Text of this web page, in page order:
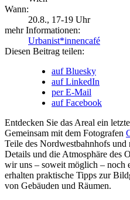
Wann:
20.8., 17-19 Uhr
mehr Informationen:
Urbanist*innencafé
Diesen Beitrag teilen:
auf Bluesky
auf LinkedIn
per E-Mail
auf Facebook
Entdecken Sie das Areal ein
Gemeinsam mit dem Fotografen
Teile des Nordwestbahnhofs
Details und die Atmosphäre des
wir uns – soweit möglich – noch
erhalten praktische Tipps zur
von Gebäuden und Räumen.